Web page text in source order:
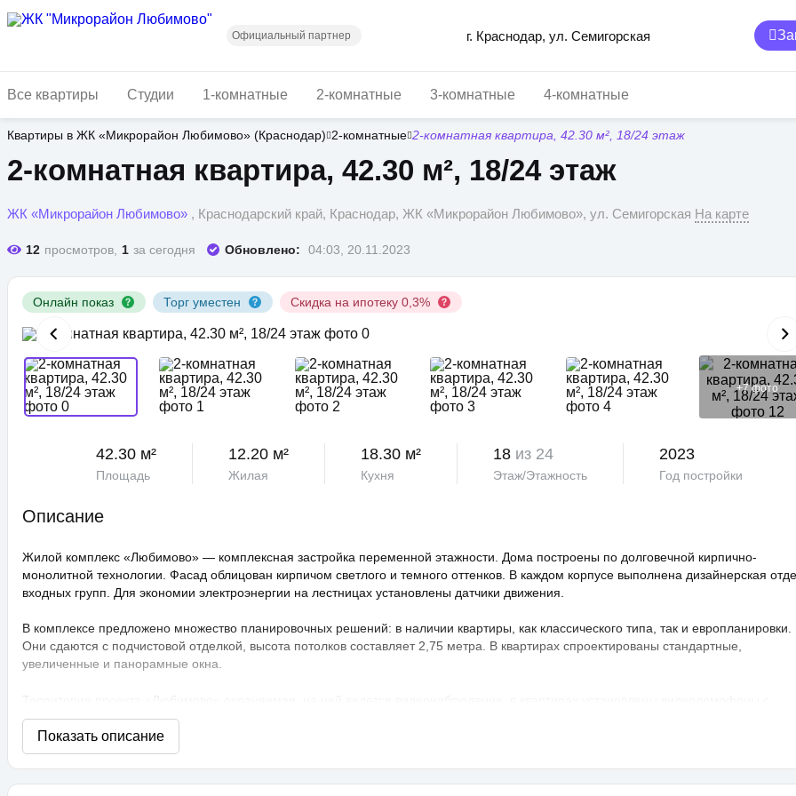
Официальный партнер г. Краснодар, ул. Семигорская
Все квартиры Студии 1-комнатные 2-комнатные 3-комнатные 4-комнатные
Квартиры в ЖК «Микрорайон Любимово» (Краснодар) 2-комнатные 2-комнатная квартира, 42.30 м², 18/24 этаж
2-комнатная квартира, 42.30 м², 18/24 этаж
ЖК «Микрорайон Любимово» , Краснодарский край, Краснодар, ЖК «Микрорайон Любимово», ул. Семигорская На карте
12 просмотров, 1 за сегодня Обновлено: 04:03, 20.11.2023
Онлайн показ Торг уместен Скидка на ипотеку 0,3%
+7 фото
42.30 м²
Площадь
12.20 м²
Жилая
18.30 м²
Кухня
18 из 24
Этаж/Этажность
2023
Год постройки
Описание
Жилой комплекс «Любимово» — комплексная застройка переменной этажности. Дома построены по долговечной кирпично-
монолитной технологии. Фасад облицован кирпичом светлого и темного оттенков. В каждом корпусе выполнена дизайнерская
входных групп. Для экономии электроэнергии на лестницах установлены датчики движения.
В комплексе предложено множество планировочных решений: в наличии квартиры, как классического типа, так и европланировки.
Они сдаются с подчистовой отделкой, высота потолков составляет 2,75 метра. В квартирах спроектированы стандартные,
увеличенные и панорамные окна.
распознаванием лиц и управлением через приложение. Придомовая территория благоустроена, на ней проведено озеленение по
технологии сезонного цветения, выполнен многоуровневый ландшафтный дизайн. Во дворе расположены детские и спортивные
площадки, профессиональные площадки для групповых видов спорта, зоны отдыха с беседками, спроектирован бульвар и
прогулочные аллеи, а также школа и 3 детских сада. Для автовладельцев предусмотрен крытый и гостевой паркинг.